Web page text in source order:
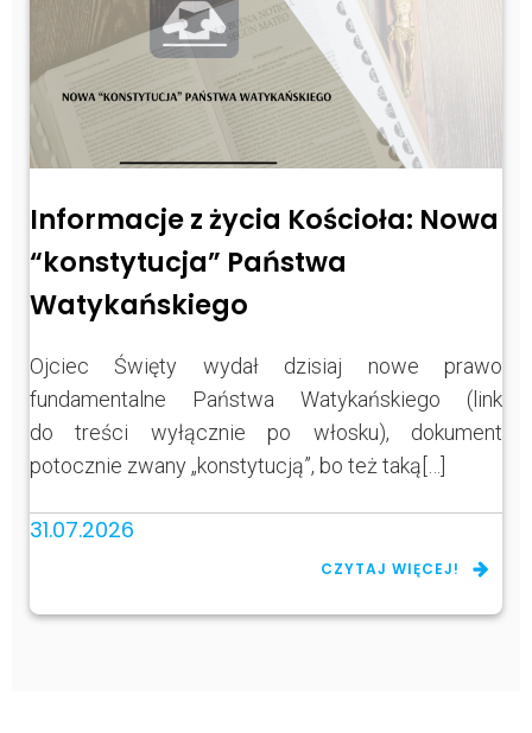
Informacje z życia Kościoła: Nowa
“konstytucja” Państwa
Watykańskiego
Ojciec Święty wydał dzisiaj nowe prawo
fundamentalne Państwa Watykańskiego (link
do treści wyłącznie po włosku), dokument
potocznie zwany „konstytucją”, bo też taką[…]
31.07.2026
CZYTAJ WIĘCEJ!